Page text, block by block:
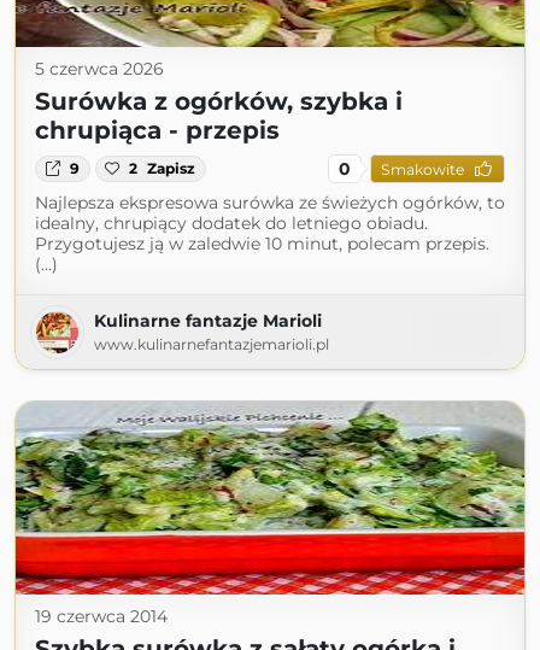
5 czerwca 2026
Surówka z ogórków, szybka i
chrupiąca - przepis
9 2 Zapisz 0 Smakowite
Najlepsza ekspresowa surówka ze świeżych ogórków, to
idealny, chrupiący dodatek do letniego obiadu.
Przygotujesz ją w zaledwie 10 minut, polecam przepis.
(...)
Kulinarne fantazje Marioli
www.kulinarnefantazjemarioli.pl
19 czerwca 2014